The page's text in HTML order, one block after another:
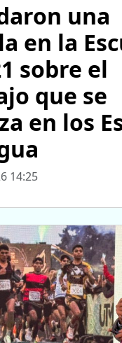
una
en la
sobre el
que se
en los
14:25